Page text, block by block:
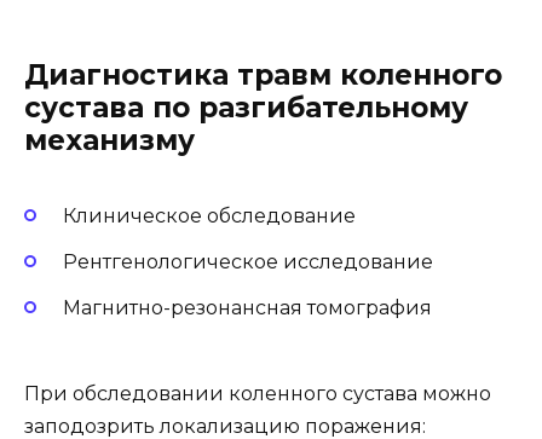
Диагностика травм коленного
сустава по разгибательному
механизму
Клиническое обследование
Рентгенологическое исследование
Магнитно-резонансная томография
При обследовании коленного сустава можно
заподозрить локализацию поражения: